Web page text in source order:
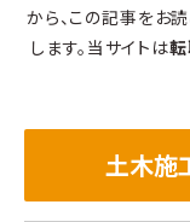
から、この記事をお
します。当サイトは
土木施